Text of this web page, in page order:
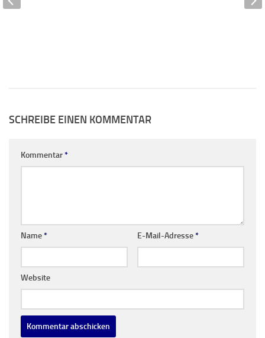
SCHREIBE EINEN KOMMENTAR
Kommentar*
Name* E-Mail-Adresse*
Website